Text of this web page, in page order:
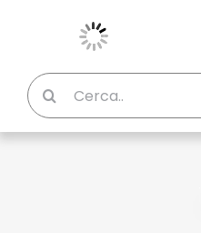
Cerca
per: